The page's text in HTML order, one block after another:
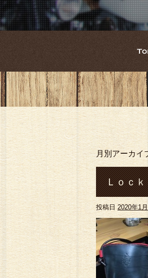
月別アーカイ
Ｌｏｃ
ポーチ#
イド#財
投稿日 2020年1